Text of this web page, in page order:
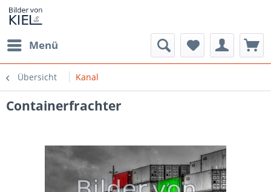
Menü
Übersicht Kanal
Containerfrachter